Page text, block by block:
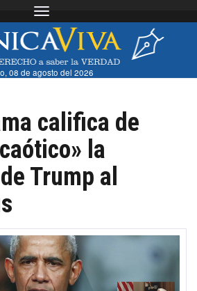
Toggle navigation
08 de agosto del 2026
califica de
la
Trump al